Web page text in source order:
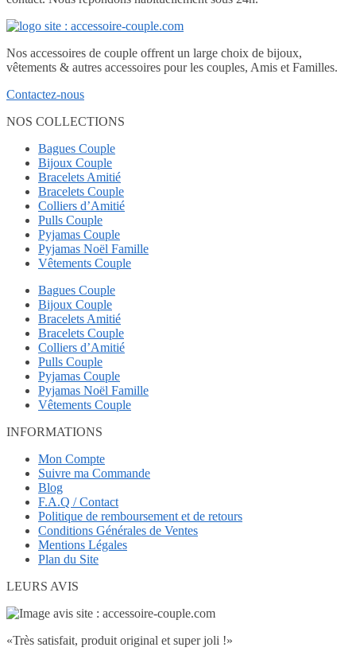
Nos accessoires de couple offrent un large choix de bijoux,
vêtements & autres accessoires pour les couples, Amis et Familles.
Contactez-nous
NOS COLLECTIONS
Bagues Couple
Bijoux Couple
Bracelets Amitié
Bracelets Couple
Colliers d’Amitié
Pulls Couple
Pyjamas Couple
Pyjamas Noël Famille
Vêtements Couple
Bagues Couple
Bijoux Couple
Bracelets Amitié
Bracelets Couple
Colliers d’Amitié
Pulls Couple
Pyjamas Couple
Pyjamas Noël Famille
Vêtements Couple
INFORMATIONS
Mon Compte
Suivre ma Commande
Blog
F.A.Q / Contact
Politique de remboursement et de retours
Conditions Générales de Ventes
Mentions Légales
Plan du Site
LEURS AVIS
«Très satisfait, produit original et super joli !»